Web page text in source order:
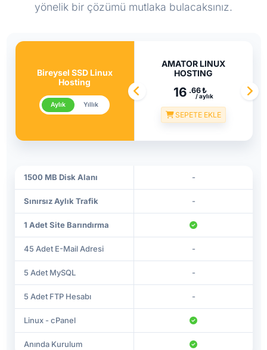
yönelik bir çözümü mutlaka bulacaksınız.
Bireysel SSD Linux
Hosting
Aylık Yıllık
AMATOR LINUX
HOSTING
16 .66₺
/ aylık
SEPETE EKLE
1500 MB Disk Alanı
Sınırsız Aylık Trafik
1 Adet Site Barındırma
45 Adet E-Mail Adresi
5 Adet MySQL
5 Adet FTP Hesabı
Linux - cPanel
Anında Kurulum
-
-
-
-
-